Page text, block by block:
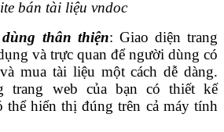
bán tài liệu vndoc
thân thiện: Giao diện trang
và trực quan để người dùng có
mua tài liệu một cách dễ dàng.
trang web của bạn có thiết kế
thể hiển thị đúng trên cả máy tính